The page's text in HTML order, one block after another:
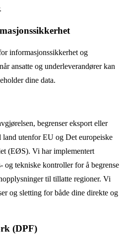
informasjonssikkerhet og
ansatte og underleverandører kan
dine data.
begrenser eksport eller
utenfor EU og Det europeiske
(EØS). Vi har implementert
og tekniske kontroller for å begrense
til tillatte regioner. Vi
og sletting for både dine direkte og
(DPF)